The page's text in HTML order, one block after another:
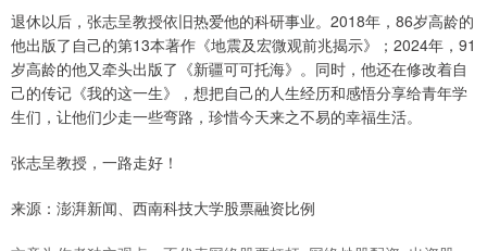
退休以后，张志呈教授依旧热爱他的科研事业。2018年，86岁高龄的
他出版了自己的第13本著作《地震及宏微观前兆揭示》；2024年，91
岁高龄的他又牵头出版了《新疆可可托海》。同时，他还在修改着自
己的传记《我的这一生》，想把自己的人生经历和感悟分享给青年学
生们，让他们少走一些弯路，珍惜今天来之不易的幸福生活。
张志呈教授，一路走好！
来源：澎湃新闻、西南科技大学股票融资比例